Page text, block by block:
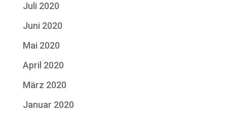
Juli 2020
Juni 2020
Mai 2020
April 2020
März 2020
Januar 2020